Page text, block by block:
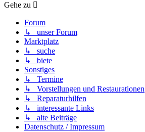
Gehe zu
Forum
↳ unser Forum
Marktplatz
↳ suche
↳ biete
Sonstiges
↳ Termine
↳ Vorstellungen und Restaurationen
↳ Reparaturhilfen
↳ interessante Links
↳ alte Beiträge
Datenschutz / Impressum